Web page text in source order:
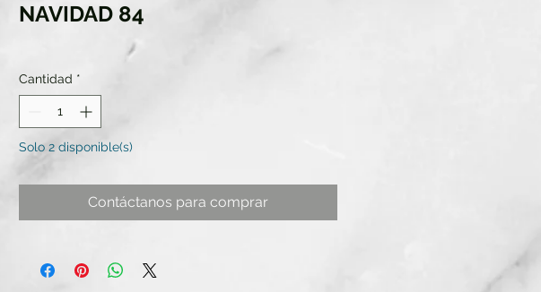
NAVIDAD 84
Cantidad *
Solo 2 disponible(s)
Contáctanos para comprar